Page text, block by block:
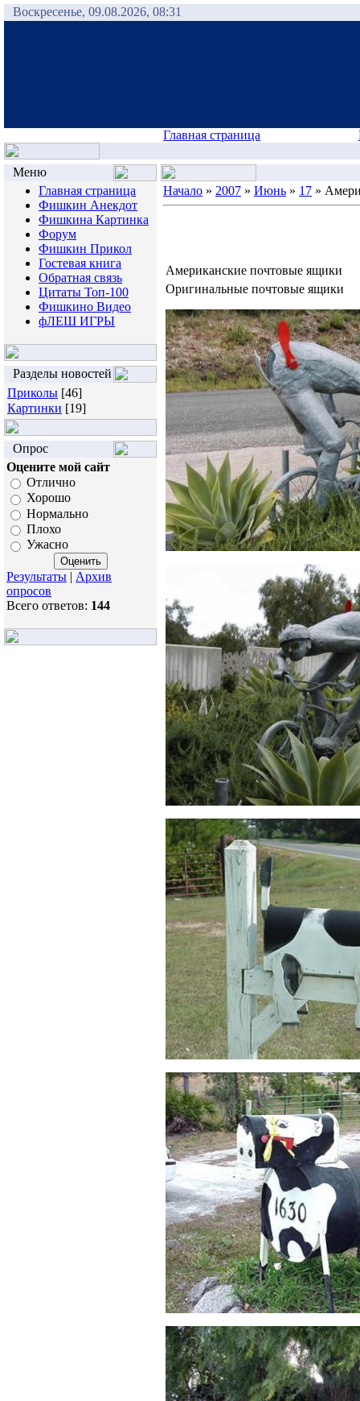
Воскресенье, 09.08.2026, 08:31
Главная страница
Меню
Главная страница
Фишкин Анекдот
Фишкина Картинка
Форум
Фишкин Прикол
Гостевая книга
Обратная связь
Цитаты Топ-100
Фишкино Видео
фЛЕШ ИГРЫ
Разделы новостей
Приколы [46]
Картинки [19]
Опрос
Оцените мой сайт
Отлично
Хорошо
Нормально
Плохо
Ужасно
Результаты | Архив
опросов
Всего ответов: 144
Начало » 2007 » Июнь » 17 »
Американские почтовые ящики
Оригинальные почтовые ящики